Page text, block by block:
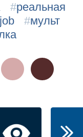
#реальная
#мульт